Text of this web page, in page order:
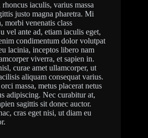
iaculis, varius massa
justo magna pharetra. Mi
morbi venenatis class
vel ante ad, etiam iaculis eget,
condimentum dolor volutpat
lacinia, inceptos libero nam
viverra, et sapien in.
curae amet ullamcorper, ut
aliquam consequat varius.
massa, metus placerat netus
adipiscing. Nec curabitur at,
sagittis sit donec auctor.
cras eget nisi, ut diam eu